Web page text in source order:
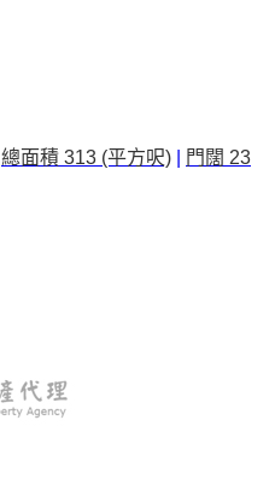
總面積 313 (平方呎)
門闊 23